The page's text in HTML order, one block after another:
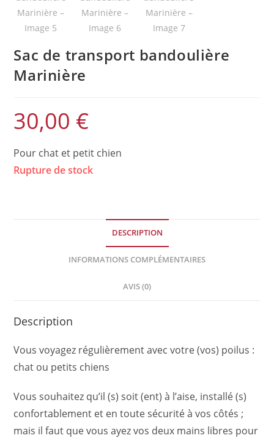
Sac de transport bandoulière
Marinière
30,00 €
Pour chat et petit chien
Rupture de stock
DESCRIPTION
INFORMATIONS COMPLÉMENTAIRES
AVIS (0)
Description
Vous voyagez régulièrement avec votre (vos) poilus :
chat ou petits chiens
Vous souhaitez qu’il (s) soit (ent) à l’aise, installé (s)
confortablement et en toute sécurité à vos côtés ;
mais il faut que vous ayez vos deux mains libres pour